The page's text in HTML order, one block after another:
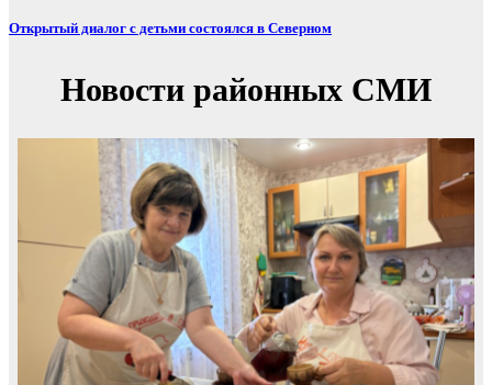
Открытый диалог с детьми состоялся в Северном